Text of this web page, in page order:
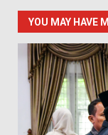
YOU MAY HAVE